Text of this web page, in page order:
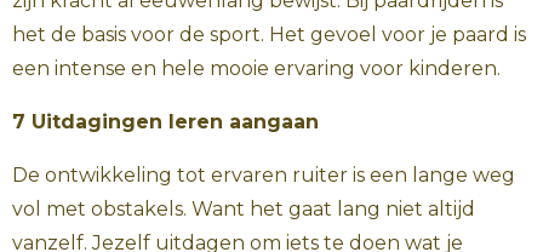
het de basis voor de sport. Het gevoel voor je paard is
een intense en hele mooie ervaring voor kinderen.
7 Uitdagingen leren aangaan
De ontwikkeling tot ervaren ruiter is een lange weg
vol met obstakels. Want het gaat lang niet altijd
vanzelf. Jezelf uitdagen om iets te doen wat je